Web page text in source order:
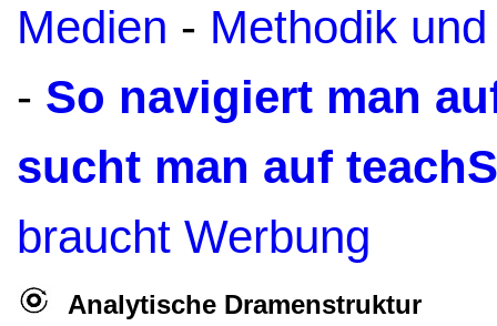
Medien - Methodik
- So navigiert man
sucht man auf
braucht Werbung
Analytische Dramenstruktur